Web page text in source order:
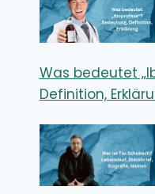
Was bedeutet
Definition,